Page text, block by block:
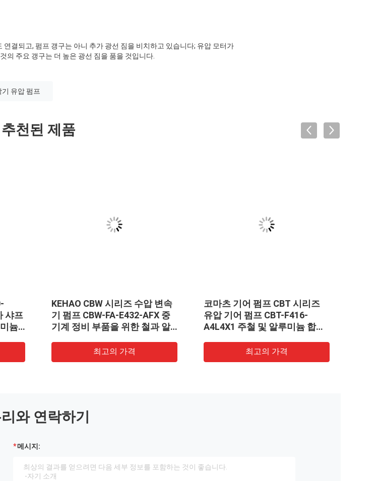
결되고, 펌프 갱구는 아니 추가 광선 짐을 비치하고 있습니다; 유압 모터가
의 주요 갱구는 더 높은 광선 짐을 품을 것입니다.
기 유압 펌프
추천된 제품
샤프
늄
KEHAO CBW 시리즈 수압 변속
기 펌프 CBW-FA-E432-AFX 중
기계 정비 부품을 위한 철과 알
최고의 가격
코마츠 기어 펌프 CBT 시리즈
유압 기어 펌프 CBT-F416-
A4L4X1 주철 및 알루미늄 합금
최고의 가격
와 연락하기
메시지: